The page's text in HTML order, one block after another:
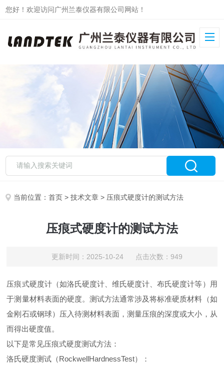
您好！欢迎访问广州兰泰仪器有限公司网站！
当前位置：首页 >技术文章 > 压痕式硬度计的测试方法
压痕式硬度计的测试方法
更新时间：2025-10-24 点击次数：949
压痕式硬度计（如洛氏硬度计、维氏硬度计、布氏硬度计等）用
于测量材料表面的硬度。测试方法通常涉及将标准硬质材料（如
金刚石或钢球）压入待测材料表面，测量压痕的深度或大小，从
而得出硬度值。
以下是常见压痕式硬度测试方法：
洛氏硬度测试（RockwellHardnessTest）：